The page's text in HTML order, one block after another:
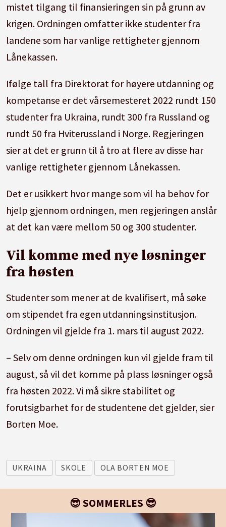
mistet tilgang til finansieringen sin på grunn av
krigen. Ordningen omfatter ikke studenter fra
landene som har vanlige rettigheter gjennom
Lånekassen.
Ifølge tall fra Direktorat for høyere utdanning og
kompetanse er det vårsemesteret 2022 rundt 150
studenter fra Ukraina, rundt 300 fra Russland og
rundt 50 fra Hviterussland i Norge. Regjeringen
sier at det er grunn til å tro at flere av disse har
vanlige rettigheter gjennom Lånekassen.
Det er usikkert hvor mange som vil ha behov for
hjelp gjennom ordningen, men regjeringen anslår
at det kan være mellom 50 og 300 studenter.
Vil komme med nye løsninger
fra høsten
Studenter som mener at de kvalifisert, må søke
om stipendet fra egen utdanningsinstitusjon.
Ordningen vil gjelde fra 1. mars til august 2022.
– Selv om denne ordningen kun vil gjelde fram til
august, så vil det komme på plass løsninger også
fra høsten 2022. Vi må sikre stabilitet og
forutsigbarhet for de studentene det gjelder, sier
Borten Moe.
UKRAINA SKOLE OLA BORTEN MOE
😎 SOMMERLES 😎